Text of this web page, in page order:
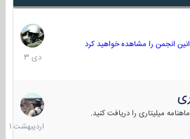
انجمن را مشاهده خواهید کرد
22
دی
1403
میلیتاری را دریافت کنید.
30
1401